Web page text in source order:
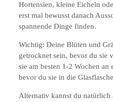
Hortensien, kleine Eicheln
erst mal bewusst danach
spannende Dinge finden.
Wichtig: Deine Blüten und
getrocknet sein, bevor du sie
sie am besten 1-2 Wochen
bevor du sie in die
Alternativ kannst du natürlich